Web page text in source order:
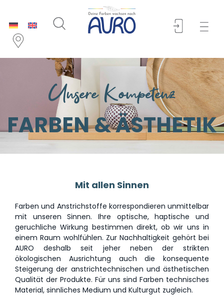
Unsere Kompetenz
FARBEN & ÄSTHETIK
Mit allen Sinnen
Farben und Anstrichstoffe korrespondieren unmittelbar
mit unseren Sinnen. Ihre optische, haptische und
geruchliche Wirkung bestimmen direkt, ob wir uns in
einem Raum wohlfühlen. Zur Nachhaltigkeit gehört bei
AURO deshalb seit jeher neben der strikten
ökologischen Ausrichtung auch die konsequente
Steigerung der anstrichtechnischen und ästhetischen
Qualität der Produkte. Für uns sind Farben technisches
Material, sinnliches Medium und Kulturgut zugleich.